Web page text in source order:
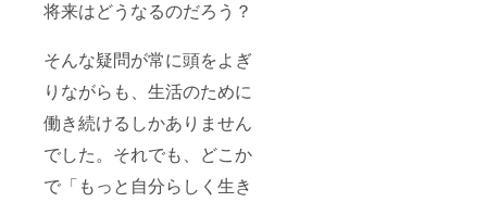
将来はどうなるのだろう？
そんな疑問が常に頭をよぎ
りながらも、生活のために
働き続けるしかありません
でした。それでも、どこか
で「もっと自分らしく生き